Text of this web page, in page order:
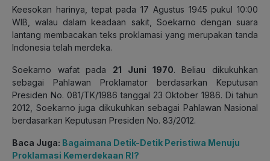
Keesokan harinya, tepat pada 17 Agustus 1945 pukul 10:00
WIB, walau dalam keadaan sakit, Soekarno dengan suara
lantang membacakan teks proklamasi yang merupakan tanda
Indonesia telah merdeka.
Soekarno wafat pada 21 Juni 1970. Beliau dikukuhkan
sebagai Pahlawan Proklamator berdasarkan Keputusan
Presiden No. 081/TK/1986 tanggal 23 Oktober 1986. Di tahun
2012, Soekarno juga dikukuhkan sebagai Pahlawan Nasional
berdasarkan Keputusan Presiden No. 83/2012.
Baca Juga: Bagaimana Detik-Detik Peristiwa Menuju
Proklamasi Kemerdekaan RI?